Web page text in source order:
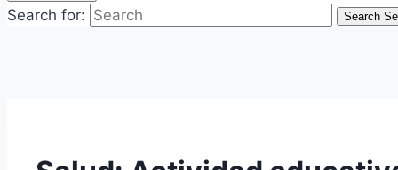
Search for: Search